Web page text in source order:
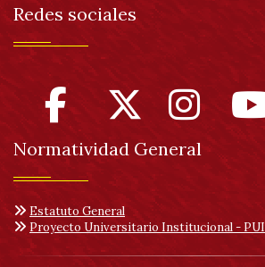
Redes sociales
Normatividad General
Estatuto General
Proyecto Universitario Institucional - PUI